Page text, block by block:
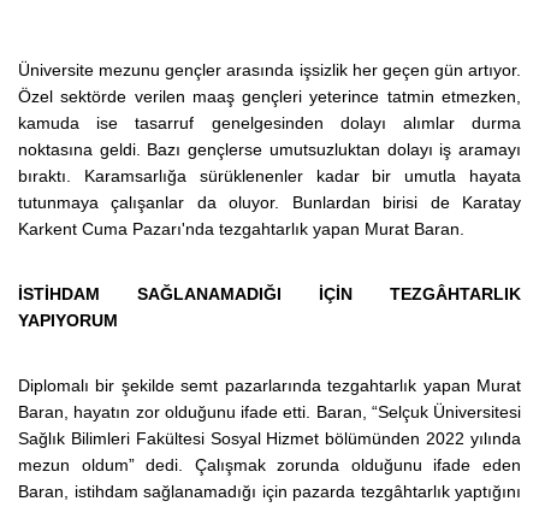
Üniversite mezunu gençler arasında işsizlik her geçen gün artıyor.
Özel sektörde verilen maaş gençleri yeterince tatmin etmezken,
kamuda ise tasarruf genelgesinden dolayı alımlar durma
noktasına geldi. Bazı gençlerse umutsuzluktan dolayı iş aramayı
bıraktı. Karamsarlığa sürüklenenler kadar bir umutla hayata
tutunmaya çalışanlar da oluyor. Bunlardan birisi de Karatay
Karkent Cuma Pazarı'nda tezgahtarlık yapan Murat Baran.
İSTİHDAM SAĞLANAMADIĞI İÇİN TEZGÂHTARLIK
YAPIYORUM
Diplomalı bir şekilde semt pazarlarında tezgahtarlık yapan Murat
Baran, hayatın zor olduğunu ifade etti. Baran, “Selçuk Üniversitesi
Sağlık Bilimleri Fakültesi Sosyal Hizmet bölümünden 2022 yılında
mezun oldum” dedi. Çalışmak zorunda olduğunu ifade eden
Baran, istihdam sağlanamadığı için pazarda tezgâhtarlık yaptığını